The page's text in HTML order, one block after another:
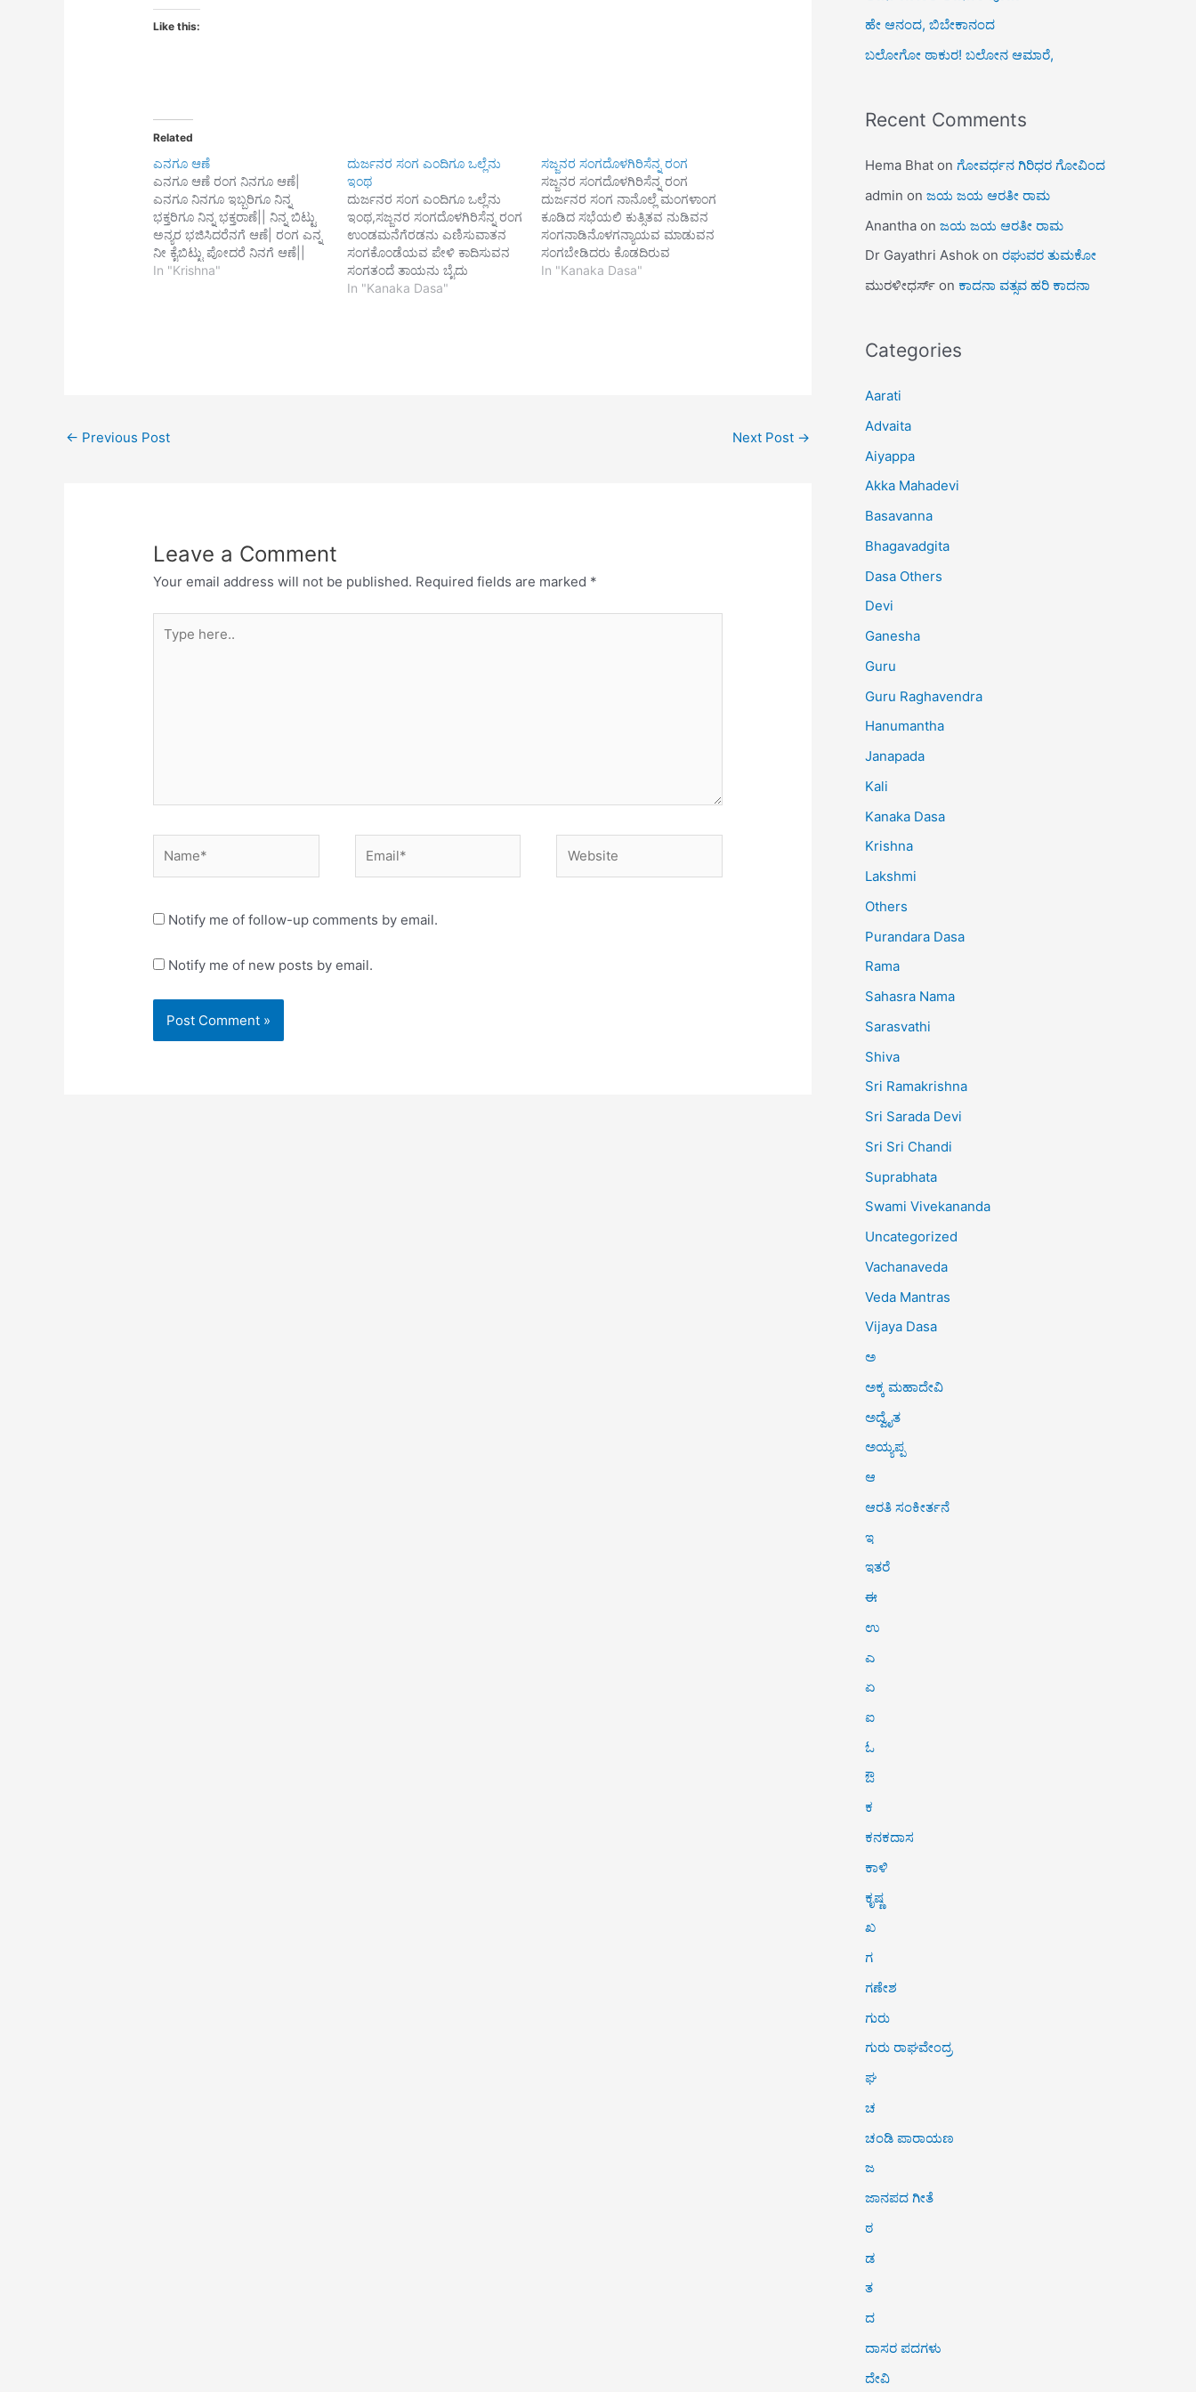
Like this:
Related
ಎನಗೂ ಆಣೆ
ಎನಗೂ ಆಣೆ ರಂಗ ನಿನಗೂ ಆಣೆ|
ಎನಗೂ ನಿನಗೂ ಇಬ್ಬರಿಗೂ ನಿನ್ನ
ಭಕ್ತರಿಗೂ ನಿನ್ನ ಭಕ್ತರಾಣೆ|| ನಿನ್ನ ಬಿಟ್ಟು
ಅನ್ಯರ ಭಜಿಸಿದರೆನಗೆ ಆಣೆ| ರಂಗ ಎನ್ನ
ನೀ ಕೈಬಿಟ್ಟು ಪೋದರೆ ನಿನಗೆ ಆಣೆ||
ತನುಮನಧನದಲಿ ವಂಚಕನಾದರೆ
In "Krishna"
ದುರ್ಜನರ ಸಂಗ ಎಂದಿಗೂ ಒಲ್ಲೆನು
ಇಂಥ
ದುರ್ಜನರ ಸಂಗ ಎಂದಿಗೂ ಒಲ್ಲೆನು
ಇಂಥ,ಸಜ್ಜನರ ಸಂಗದೊಳಗಿರಿಸೆನ್ನ ರಂಗ
ಉಂಡಮನೆಗೆರಡನು ಎಣಿಸುವಾತನ
ಸಂಗಕೊಂಡೆಯವ ಪೇಳಿ ಕಾದಿಸುವನ
ಸಂಗತಂದೆ ತಾಯನು ಬೈದು
ಬಾಧಿಸುವವನ ಸಂಗನಿಂದಕರ ಸಂಗ
In "Kanaka Dasa"
ಸಜ್ಜನರ ಸಂಗದೊಳಗಿರಿಸೆನ್ನ ರಂಗ
ಸಜ್ಜನರ ಸಂಗದೊಳಗಿರಿಸೆನ್ನ ರಂಗ
ದುರ್ಜನರ ಸಂಗ ನಾನೊಲ್ಲೆ ಮಂಗಳಾಂಗ
ಕೂಡಿದ ಸಭೆಯಲಿ ಕುತ್ಸಿತವ ನುಡಿವನ
ಸಂಗನಾಡಿನೊಳಗನ್ಯಾಯವ ಮಾಡುವನ
ಸಂಗಬೇಡಿದರು ಕೊಡದಿರುವ
ಕಡುಲೋಭಿಯ ಸಂಗಮೂಢ
In "Kanaka Dasa"
← Previous Post Next Post →
Leave a Comment
Your email address will not be published. Required fields are marked *
here..
Notify me of follow-up comments by email.
Notify me of new posts by email.
ಹೇ ಆನಂದ, ಬಿಬೇಕಾನಂದ
ಬಲೋಗೋ ಠಾಕುರ! ಬಲೋನ ಆಮಾರೆ,
Recent Comments
Hema Bhat on ಗೋವರ್ಧನ ಗಿರಿಧರ ಗೋವಿಂದ
admin on ಜಯ ಜಯ ಆರತೀ ರಾಮ
Anantha on ಜಯ ಜಯ ಆರತೀ ರಾಮ
Dr Gayathri Ashok on ರಘುವರ ತುಮಕೋ
ಮುರಳೀಧರ್ಸ್ on ಕಾದನಾ ವತ್ಸವ ಹರಿ ಕಾದನಾ
Categories
Aarati
Advaita
Aiyappa
Akka Mahadevi
Basavanna
Bhagavadgita
Dasa Others
Devi
Ganesha
Guru
Guru Raghavendra
Hanumantha
Janapada
Kali
Kanaka Dasa
Krishna
Lakshmi
Others
Purandara Dasa
Rama
Sahasra Nama
Sarasvathi
Shiva
Sri Ramakrishna
Sri Sarada Devi
Sri Sri Chandi
Suprabhata
Swami Vivekananda
Uncategorized
Vachanaveda
Veda Mantras
Vijaya Dasa
ಅ
ಅಕ್ಕ ಮಹಾದೇವಿ
ಅದ್ವೈತ
ಅಯ್ಯಪ್ಪ
ಆ
ಆರತಿ ಸಂಕೀರ್ತನೆ
ಇ
ಇತರೆ
ಈ
ಉ
ಎ
ಏ
ಐ
ಓ
ಔ
ಕ
ಕನಕದಾಸ
ಕಾಳಿ
ಕೃಷ್ಣ
ಖ
ಗ
ಗಣೇಶ
ಗುರು
ಗುರು ರಾಘವೇಂದ್ರ
ಘ
ಚ
ಚಂಡಿ ಪಾರಾಯಣ
ಜ
ಜಾನಪದ ಗೀತೆ
ಠ
ಡ
ತ
ದ
ದಾಸರ ಪದಗಳು
ದೇವಿ